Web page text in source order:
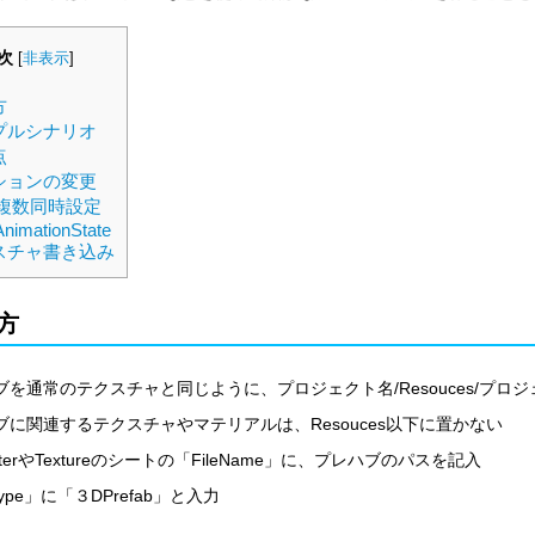
[非表示]
シナリオ
ンの変更
数同時設定
ャ書き込み
を通常のテクスチャと同じように、プロジェクト名/Resouces/プロジ
に関連するテクスチャやマテリアルは、Resouces以下に置かない
やTextureのシートの「FileName」に、プレハブのパスを記入
」に「３DPrefab」と入力